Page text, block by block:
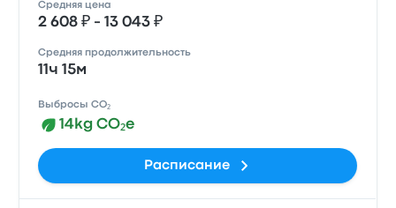
Средняя цена
2 608 ₽ - 13 043 ₽
Средняя продолжительность
11ч 15м
Выбросы CO₂
14kg CO₂e
Расписание